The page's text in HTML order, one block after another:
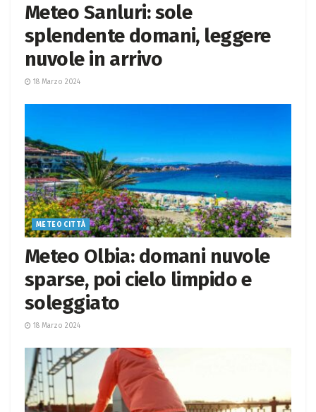
Meteo Sanluri: sole
splendente domani, leggere
nuvole in arrivo
18 Marzo 2024
METEO CITTÀ
Meteo Olbia: domani nuvole
sparse, poi cielo limpido e
soleggiato
18 Marzo 2024